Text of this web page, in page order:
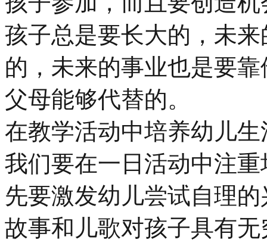
孩子总是要长大的，未
的，未来的事业也是要
父母能够代替的。
在教学活动中培养幼儿
我们要在一日活动中注
先要激发幼儿尝试自理的
故事和儿歌对孩子具有